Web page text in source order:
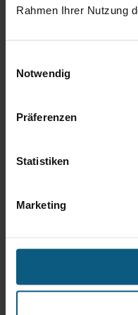
Rahmen Ihrer Nutzung
Notwendig
Präferenzen
Statistiken
Marketing
Daniel Hantke
Tel.: 06441 9373-35